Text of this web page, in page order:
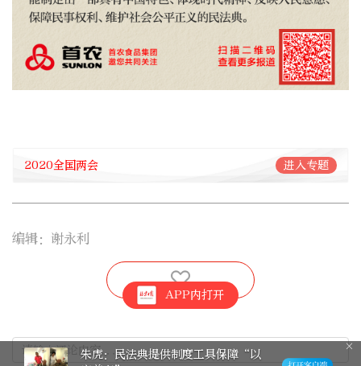
2020全国两会 进入专题
编辑：谢永利
APP内打开
朱虎：民法典提供制度工具保障“以